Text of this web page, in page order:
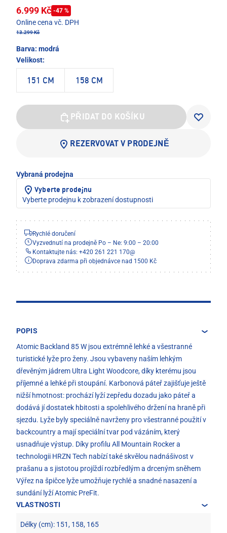
6.999 Kč -47 %
Online cena vč. DPH
13.299 Kč
Barva: modrá
Velikost:
151 CM 158 CM
PŘIDAT DO KOŠÍKU
REZERVOVAT V PRODEJNĚ
Vybraná prodejna
Vyberte prodejnu
Vyberte prodejnu k zobrazení dostupnosti
Rychlé doručení
Vyzvednutí na prodejně Po – Ne: 9:00 – 20:00
Kontaktujte nás: +420 261 221 170@
Doprava zdarma při objednávce nad 1500 Kč
POPIS
Atomic Backland 85 W jsou extrémně lehké a všestranné
turistické lyže pro ženy. Jsou vybaveny naším lehkým
dřevěným jádrem Ultra Light Woodcore, díky kterému jsou
příjemné a lehké při stoupání. Karbonová páteř zajišťuje ještě
nižší hmotnost: prochází lyží zepředu dozadu jako páteř a
dodává jí dostatek hbitosti a spolehlivého držení na hraně při
sjezdu. Lyže byly speciálně navrženy pro všestranné použití v
backcountry a mají speciální tvar pod vázáním, který
usnadňuje výstup. Díky profilu All Mountain Rocker a
technologii HRZN Tech nabízí také skvělou nadnášivost v
prašanu a s jistotou projíždí rozbředlým a drceným sněhem
Výřez na špičce lyže umožňuje rychlé a snadné nasazení a
sundání lyží Atomic PreFit.
VLASTNOSTI
Délky (cm): 151, 158, 165